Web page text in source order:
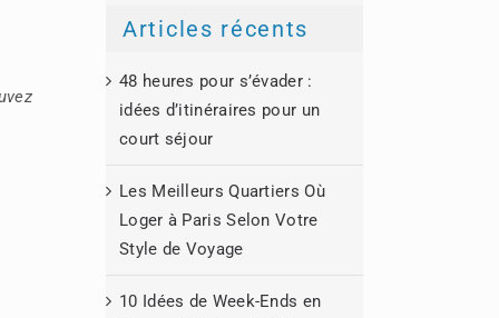
Articles récents
48 heures pour s’évader :
idées d’itinéraires pour un
court séjour
Les Meilleurs Quartiers Où
Loger à Paris Selon Votre
Style de Voyage
10 Idées de Week-Ends en